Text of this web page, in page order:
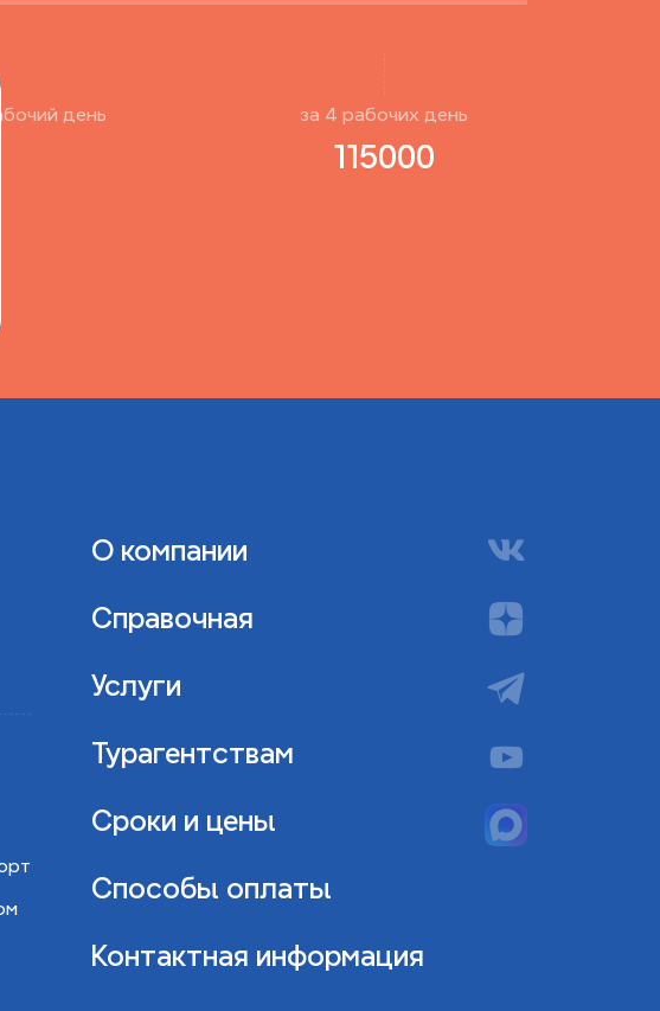
день за 4 рабочиx день
115000
О компании
Справочная
Услуги
Турагентствам
Сроки и цены
Способы оплаты
Контактная информация